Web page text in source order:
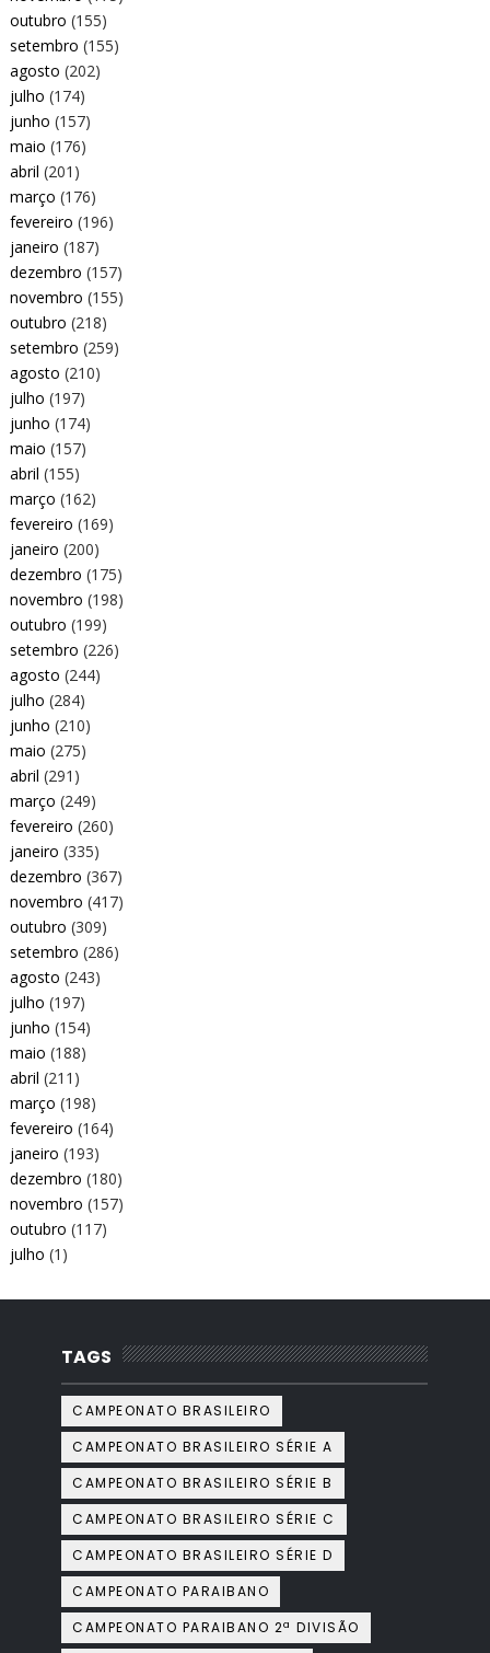
outubro (155)
setembro (155)
agosto (202)
julho (174)
junho (157)
maio (176)
abril (201)
março (176)
fevereiro (196)
janeiro (187)
dezembro (157)
novembro (155)
outubro (218)
setembro (259)
agosto (210)
julho (197)
junho (174)
maio (157)
abril (155)
março (162)
fevereiro (169)
janeiro (200)
dezembro (175)
novembro (198)
outubro (199)
setembro (226)
agosto (244)
julho (284)
junho (210)
maio (275)
abril (291)
março (249)
fevereiro (260)
janeiro (335)
dezembro (367)
novembro (417)
outubro (309)
setembro (286)
agosto (243)
julho (197)
junho (154)
maio (188)
abril (211)
março (198)
fevereiro (164)
janeiro (193)
dezembro (180)
novembro (157)
outubro (117)
julho (1)
TAGS
CAMPEONATO BRASILEIRO
CAMPEONATO BRASILEIRO SÉRIE A
CAMPEONATO BRASILEIRO SÉRIE B
CAMPEONATO BRASILEIRO SÉRIE C
CAMPEONATO BRASILEIRO SÉRIE D
CAMPEONATO PARAIBANO
CAMPEONATO PARAIBANO 2ª DIVISÃO